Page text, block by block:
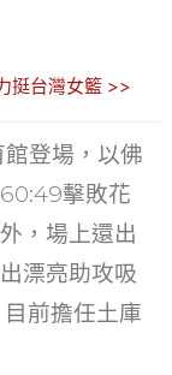
挺台灣女籃 >>
館登場，以佛
擊敗花
，場上還出
漂亮助攻吸
前擔任土庫